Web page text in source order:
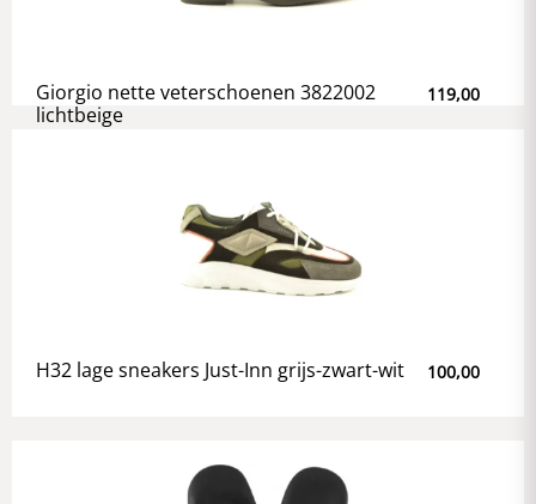
Giorgio nette veterschoenen 3822002
lichtbeige
119,00
H32 lage sneakers Just-Inn grijs-zwart-wit 100,00